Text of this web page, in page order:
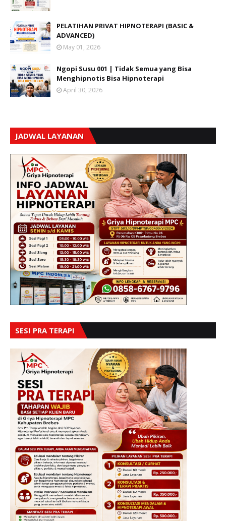
PELATIHAN PRIVAT HIPNOTERAPI (BASIC &
ADVANCED)
May 01, 2026
Ngopi Susu 001 | Tidak Semua yang Bisa
Menghipnotis Bisa Hipnoterapi
April 30, 2026
JADWAL LAYANAN
SESI PRA TERAPI